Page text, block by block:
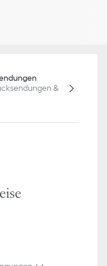
&